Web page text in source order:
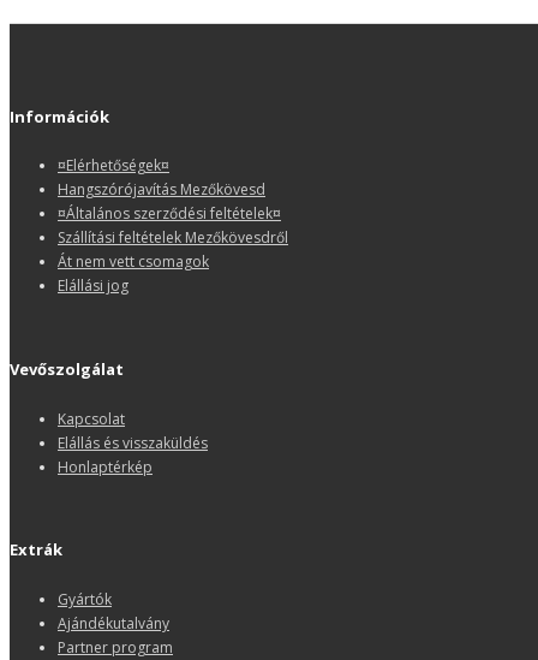
Információk
¤Elérhetőségek¤
Hangszórójavítás Mezőkövesd
¤Általános szerződési feltételek¤
Szállítási feltételek Mezőkövesdről
Át nem vett csomagok
Elállási jog
Vevőszolgálat
Kapcsolat
Elállás és visszaküldés
Honlaptérkép
Extrák
Gyártók
Ajándékutalvány
Partner program